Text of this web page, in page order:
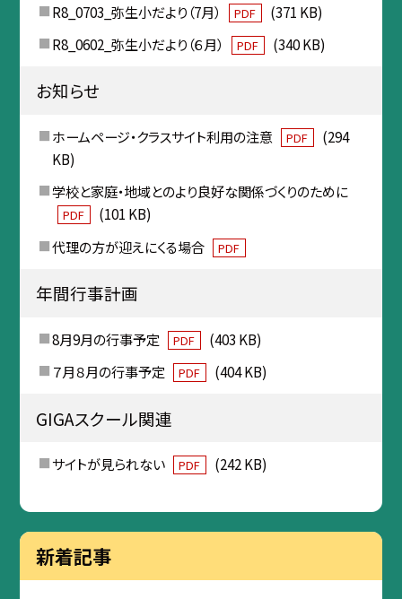
R8_0703_弥生小だより（7月） PDF
(371 KB)
R8_0602_弥生小だより（６月）
PDF (340 KB)
お知らせ
ホームページ・クラスサイト利用の注意 PDF
(294
KB)
学校と家庭・地域とのより良好な関係づくりのために
PDF
(101 KB)
代理の方が迎えにくる場合
PDF
年間行事計画
8月9月の行事予定 PDF
(403 KB)
７月８月の行事予定
PDF (404 KB)
GIGAスクール関連
サイトが見られない PDF (242 KB)
新着記事